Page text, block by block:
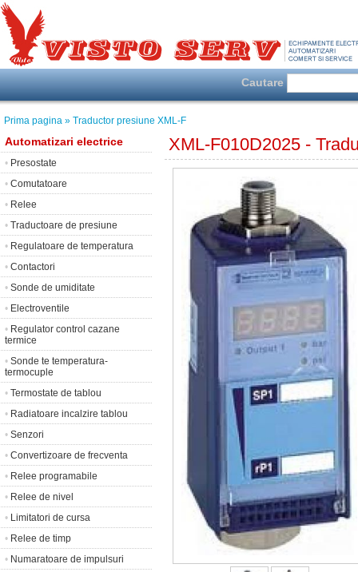
Cautare
Prima pagina » Traductor presiune XML-F
Automatizari electrice
• Presostate
• Comutatoare
• Relee
• Traductoare de presiune
• Regulatoare de temperatura
• Contactori
• Sonde de umiditate
• Electroventile
• Regulator control cazane
termice
• Sonde te temperatura-
termocuple
• Termostate de tablou
• Radiatoare incalzire tablou
• Senzori
• Convertizoare de frecventa
• Relee programabile
• Relee de nivel
• Limitatori de cursa
• Relee de timp
• Numaratoare de impulsuri
XML-F010D2025 -